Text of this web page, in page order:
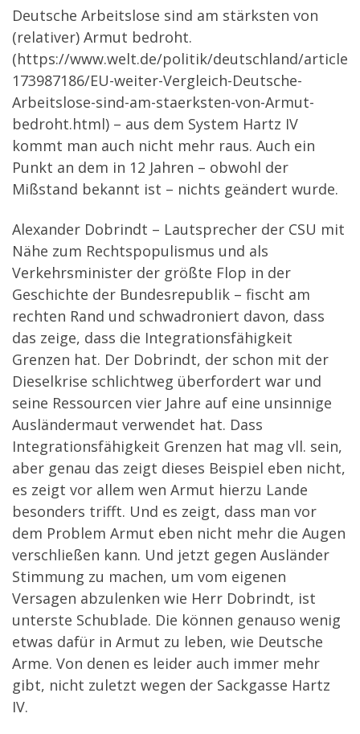
Deutsche Arbeitslose sind am stärksten von
(relativer) Armut bedroht.
(https://www.welt.de/politik/deutschland/article
173987186/EU-weiter-Vergleich-Deutsche-
Arbeitslose-sind-am-staerksten-von-Armut-
bedroht.html) – aus dem System Hartz IV
kommt man auch nicht mehr raus. Auch ein
Punkt an dem in 12 Jahren – obwohl der
Mißstand bekannt ist – nichts geändert wurde.
Alexander Dobrindt – Lautsprecher der CSU mit
Nähe zum Rechtspopulismus und als
Verkehrsminister der größte Flop in der
Geschichte der Bundesrepublik – fischt am
rechten Rand und schwadroniert davon, dass
das zeige, dass die Integrationsfähigkeit
Grenzen hat. Der Dobrindt, der schon mit der
Dieselkrise schlichtweg überfordert war und
seine Ressourcen vier Jahre auf eine unsinnige
Ausländermaut verwendet hat. Dass
Integrationsfähigkeit Grenzen hat mag vll. sein,
aber genau das zeigt dieses Beispiel eben nicht,
es zeigt vor allem wen Armut hierzu Lande
besonders trifft. Und es zeigt, dass man vor
dem Problem Armut eben nicht mehr die Augen
verschließen kann. Und jetzt gegen Ausländer
Stimmung zu machen, um vom eigenen
Versagen abzulenken wie Herr Dobrindt, ist
unterste Schublade. Die können genauso wenig
etwas dafür in Armut zu leben, wie Deutsche
Arme. Von denen es leider auch immer mehr
gibt, nicht zuletzt wegen der Sackgasse Hartz
IV.